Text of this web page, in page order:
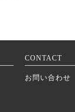
CONTACT
お問い合わせ